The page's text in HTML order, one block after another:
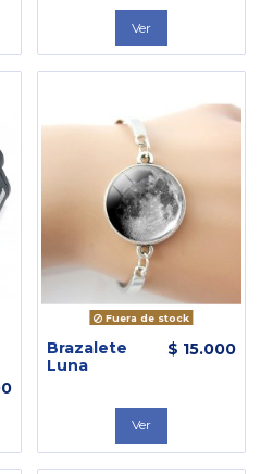
Ver
Fuera de stock
Brazalete
Luna
$ 15.000
Ver